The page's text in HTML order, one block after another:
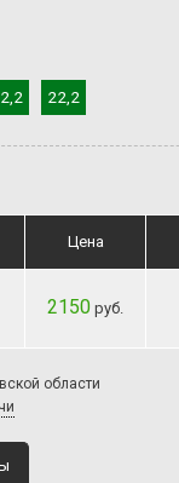
22,2
Цена
2150 руб.
области